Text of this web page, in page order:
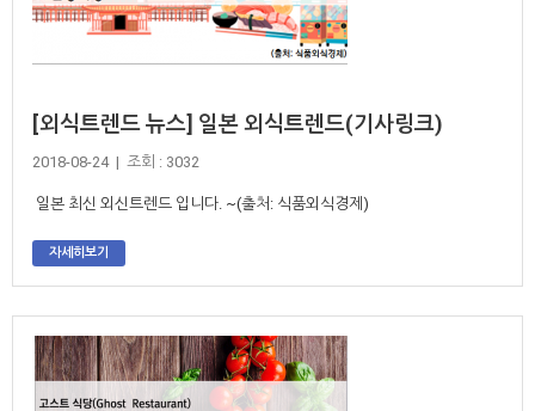
[외식트렌드 뉴스] 일본 외식트렌드(기사링크)
2018-08-24 | 조회 : 3032
일본 최신 외신트렌드 입니다. ~(출처: 식품외식경제)
자세히보기